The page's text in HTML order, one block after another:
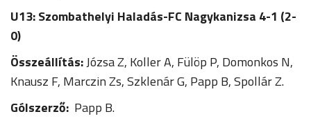
U13: Szombathelyi Haladás-FC Nagykanizsa 4-1 (2-
0)
Összeállítás:Józsa Z, Koller A, Fülöp P, Domonkos N,
Knausz F, Marczin Zs, Szklenár G, Papp B, Spollár Z.
Gólszerző: Papp B.